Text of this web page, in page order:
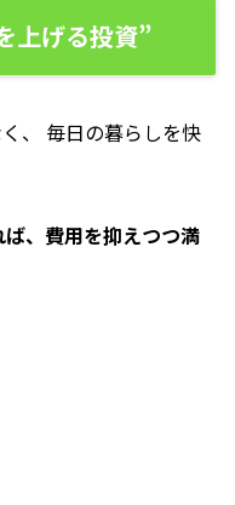
上げる投資”
、 毎日の暮らしを快
、費用を抑えつつ満